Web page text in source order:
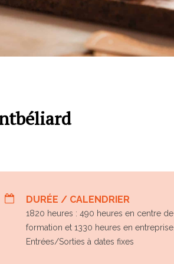
DURÉE / CALENDRIER
1820 heures : 490 heures en centre de
formation et 1330 heures en entreprise.
Entrées/Sorties à dates fixes